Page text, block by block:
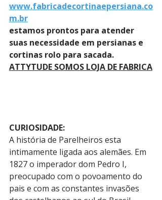
www.fabricadecortinaepersiana.co
m.br
estamos prontos para atender
suas necessidade em persianas e
cortinas rolo para sacada.
ATTYTUDE SOMOS LOJA DE FABRICA
CURIOSIDADE:
A história de Parelheiros esta
intimamente ligada aos alemães. Em
1827 o imperador dom Pedro I,
preocupado com o povoamento do
pais e com as constantes invasões